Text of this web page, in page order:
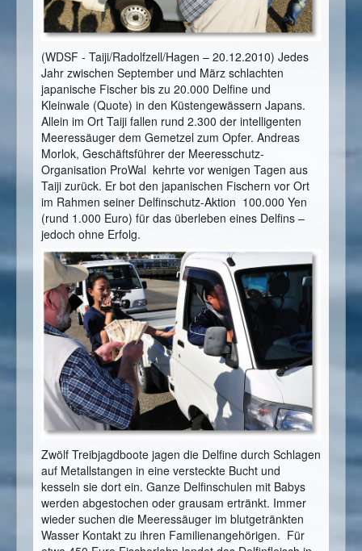
(WDSF - Taiji/Radolfzell/Hagen – 20.12.2010) Jedes
Jahr zwischen September und März schlachten
japanische Fischer bis zu 20.000 Delfine und
Kleinwale (Quote) in den Küstengewässern Japans.
Allein im Ort Taiji fallen rund 2.300 der intelligenten
Meeressäuger dem Gemetzel zum Opfer. Andreas
Morlok, Geschäftsführer der Meeresschutz-
Organisation ProWal kehrte vor wenigen Tagen aus
Taiji zurück. Er bot den japanischen Fischern vor Ort
im Rahmen seiner Delfinschutz-Aktion 100.000 Yen
(rund 1.000 Euro) für das überleben eines Delfins –
jedoch ohne Erfolg.
Zwölf Treibjagdboote jagen die Delfine durch Schlagen
auf Metallstangen in eine versteckte Bucht und
kesseln sie dort ein. Ganze Delfinschulen mit Babys
werden abgestochen oder grausam ertränkt. Immer
wieder suchen die Meeressäuger im blutgetränkten
Wasser Kontakt zu ihren Familienangehörigen. Für